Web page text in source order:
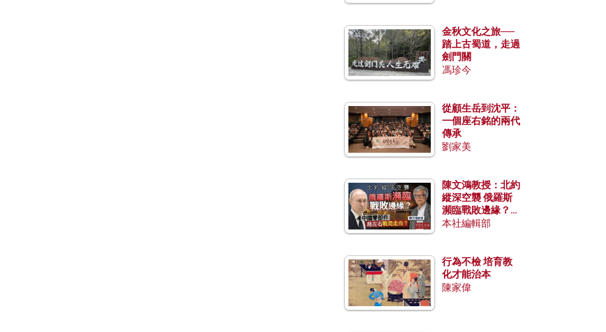
金秋文化之旅──
踏上古蜀道，走過
劍門關
馮珍今
從顧生岳到沈平：
一個座右銘的兩代
傳承
劉家美
陳文鴻教授：北約
縱深空襲 俄羅斯
瀕臨戰敗邊緣？中
國零部件能左右戰
本社編輯部
行為不檢 培育教
化才能治本
陳家偉